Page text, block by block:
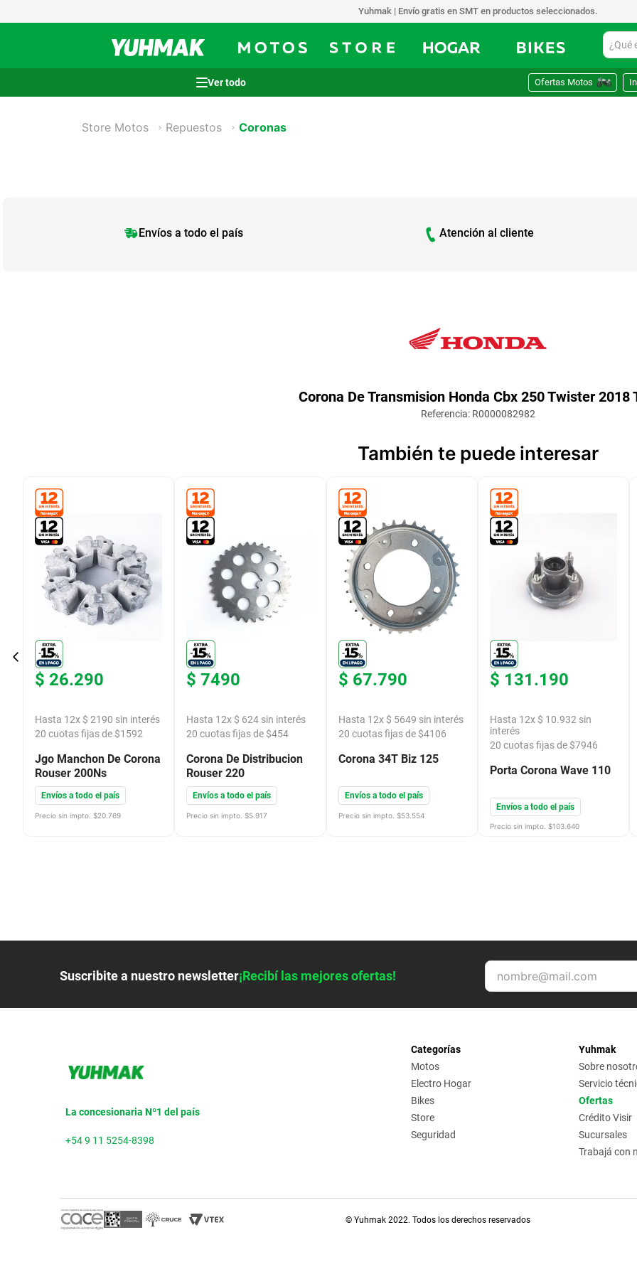
Yuhmak | Envío gratis en SMT en productos seleccionados.
¿Qué
Ofertas Motos
Store Motos Repuestos Coronas
Envíos a todo el país Atención al cliente
Corona De Transmision Honda Cbx 250 Twister 2018
Referencia: R0000082982
También te puede interesar
$ 26.290
Hasta 12x $ 2190 sin interés
20 cuotas fijas de $1592
Jgo Manchon De Corona
Rouser 200Ns
Envíos a todo el país
Precio sin impto. $20.769
$ 7490
Hasta 12x $ 624 sin interés
20 cuotas fijas de $454
Corona De Distribucion
Rouser 220
Envíos a todo el país
Precio sin impto. $5.917
$ 67.790
Hasta 12x $ 5649 sin interés
20 cuotas fijas de $4106
Corona 34T Biz 125
Envíos a todo el país
Precio sin impto. $53.554
$ 131.190
Hasta 12x $ 10.932 sin
interés
20 cuotas fijas de $7946
Porta Corona Wave 110
Envíos a todo el país
Precio sin impto. $103.640
Suscribite a nuestro newsletter¡Recibí las mejores ofertas!
La concesionaria Nº1 del país
+54 9 11 5254-8398
Categorías
Motos
Electro Hogar
Bikes
Store
Seguridad
Yuhmak
Sobre
Servicio
Ofertas
Crédito Visir
Sucursales
Trabajá con
© Yuhmak 2022. Todos los derechos reservados